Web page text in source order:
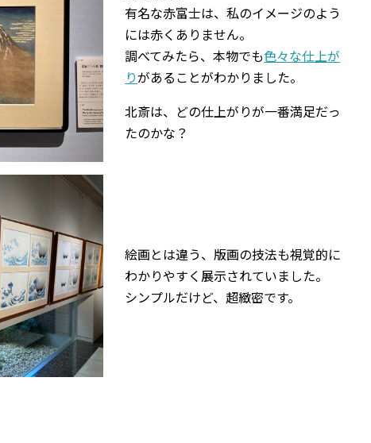
有名な赤富士は、私のイメージのよう
には赤くありません。
調べてみたら、本物でも色々な仕上が
りがあることがわかりました。
北斎は、どの仕上がりが一番満足だっ
たのかな？
絵画とは違う、版画の技法も視覚的に
わかりやすく展示されていました。
シンプルだけど、超緻密です。